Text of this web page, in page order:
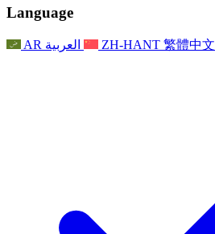
For Families
最新消息
家庭心理支持
家庭更新
事件
聯繫
For Families
家庭心理支持
家庭更新
Reports
獨立審查的最終報告
獨立審查報告的首次報告
For Families
Nottingham
家庭心理支援服務
心理健康危機支援
基於信仰的喪親支援
對於父親
Language
AR العربية ZH-HANT 繁體中文